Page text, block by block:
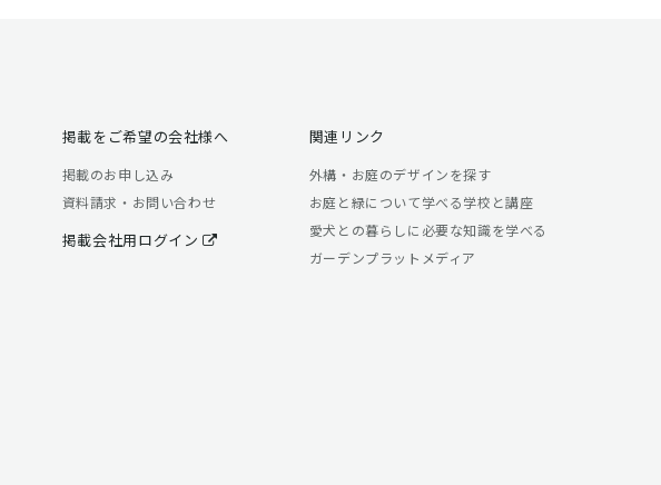
掲載をご希望の会社様へ
掲載のお申し込み
資料請求・お問い合わせ
掲載会社用ログイン
関連リンク
外構・お庭のデザインを探す
お庭と緑について学べる学校と講座
愛犬との暮らしに必要な知識を学べる
ガーデンプラットメディア